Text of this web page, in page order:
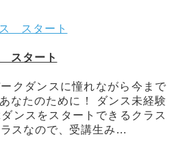
スタート
クダンスに憧れながら今まで
なたのために！ ダンス未経験
ンスをスタートできるクラス
スなので、受講生み…